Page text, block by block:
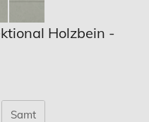
Samt